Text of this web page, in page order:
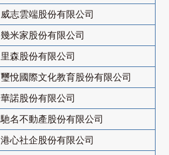
威志雲端股份有限公司
幾米家股份有限公司
里森股份有限公司
璽悅國際文化教育股份有限公司
華諾股份有限公司
馳名不動產股份有限公司
港心社企股份有限公司